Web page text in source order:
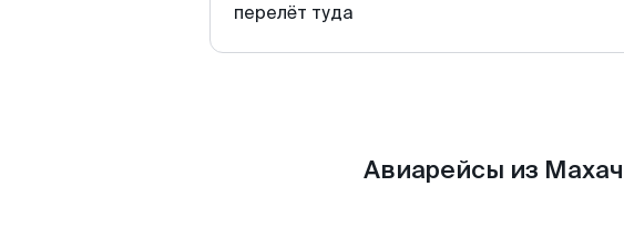
перелёт туда
Авиарейсы из